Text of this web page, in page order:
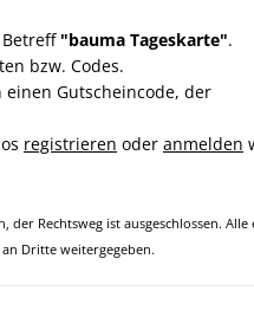
"bauma Tageskarte".
bzw. Codes.
Gutscheincode, der
registrieren oder anmelden
Rechtsweg ist ausgeschlossen. Alle
Dritte weitergegeben.